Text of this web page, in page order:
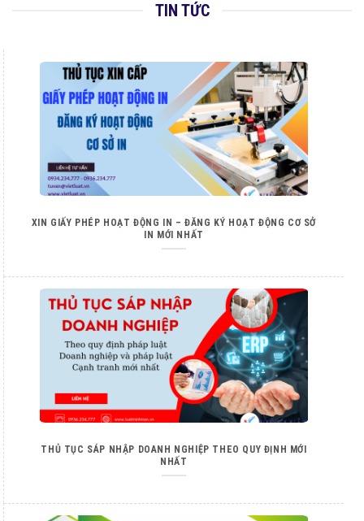
TIN TỨC
XIN GIẤY PHÉP HOẠT ĐỘNG IN – ĐĂNG KÝ HOẠT ĐỘNG CƠ SỞ
IN MỚI NHẤT
THỦ TỤC SÁP NHẬP DOANH NGHIỆP THEO QUY ĐỊNH MỚI
NHẤT